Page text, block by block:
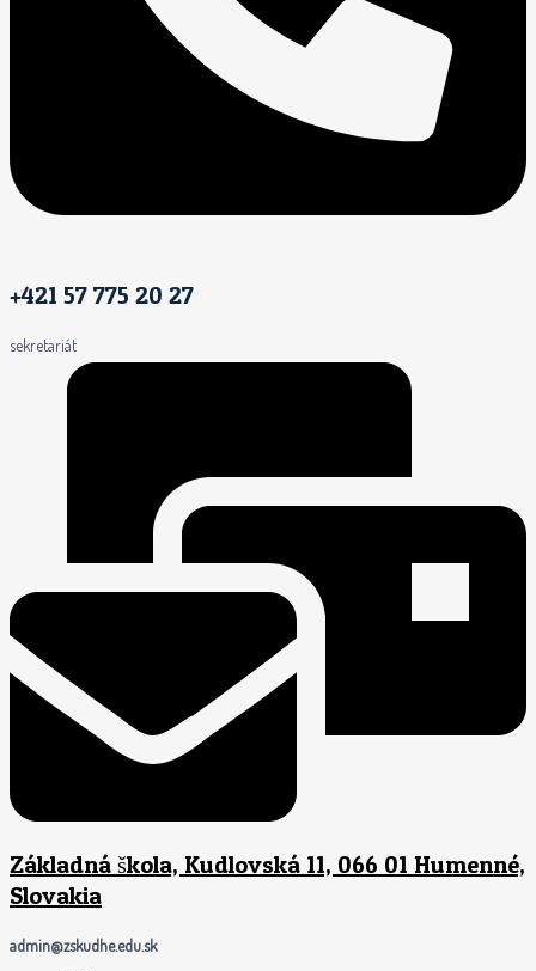
+421 57 775 20 27
sekretariát
Základná škola, Kudlovská 11, 066 01 Humenné,
Slovakia
admin@zskudhe.edu.sk